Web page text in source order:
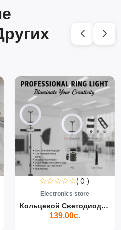
( 0 )
Electronics store
Кольцевой Светодиодный Св...
139.00с.